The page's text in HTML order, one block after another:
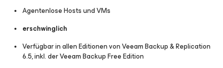
Agentenlose Hosts und VMs
erschwinglich
Verfügbar in allen Editionen von Veeam Backup & Replication
6.5, inkl. der Veeam Backup Free Edition